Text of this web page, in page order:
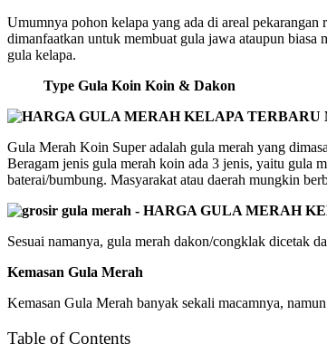
Umumnya pohon kelapa yang ada di areal
dimanfaatkan untuk membuat gula jawa ataupun
gula kelapa.
Type Gula Koin Koin & Dakon
Gula Merah Koin Super adalah gula merah yang
Beragam jenis gula merah koin ada 3 jenis, yaitu gula
baterai/bumbung. Masyarakat atau daerah mungkin
Sesuai namanya, gula merah dakon/congklak dicetak
Kemasan Gula Merah
Kemasan Gula Merah banyak sekali macamnya,
Table of Contents